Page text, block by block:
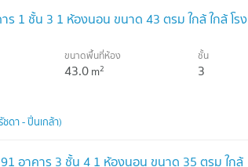
ร 1 ชั้น 3 1 ห้องนอน ขนาด 43 ตรม ใกล้ ใกล้ โรง
ขนาดพื้นที่ห้อง
43.0m2
ชั้น
3
ดา - ปิ่นเกล้า)
อาคาร 3 ชั้น 4 1 ห้องนอน ขนาด 35 ตรม ใกล้